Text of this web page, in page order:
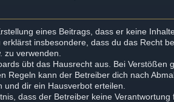
eines Beitrags, dass er keine
insbesondere, dass du das Recht
zu verwenden.
übt das Hausrecht aus. Bei
Regeln kann der Betreiber dich nach
und dir ein Hausverbot erteilen.
dass der Betreiber keine